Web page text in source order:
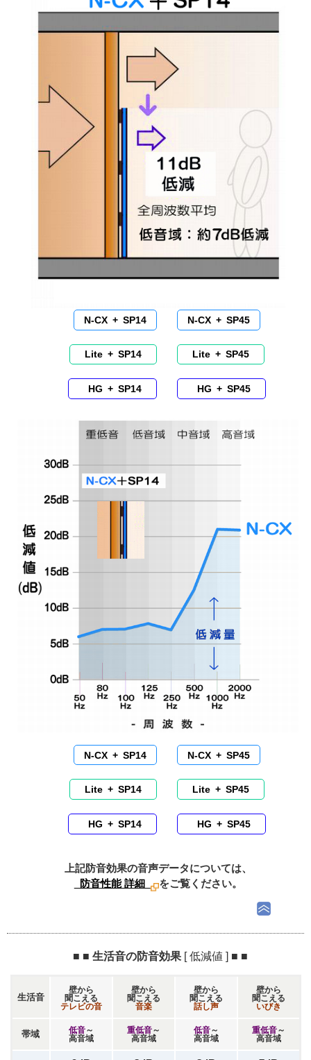
N-CX + SP14 N-CX + SP45
Lite + SP14 Lite + SP45
HG + SP14 HG + SP45
N-CX + SP14 N-CX + SP45
Lite + SP14 Lite + SP45
HG + SP14 HG + SP45
上記防音効果の音声データについては、
防音性能 詳細
をご覧ください。
■ ■ 生活音の防音効果 [ 低減値 ] ■ ■
生活音
壁から
聞こえる
テレビの音
壁から
聞こえる
音楽
壁から
聞こえる
話し声
壁から
聞こえる
いびき
帯域 低音～
高音域
重低音～
高音域
低音～
高音域
重低音～
高音域